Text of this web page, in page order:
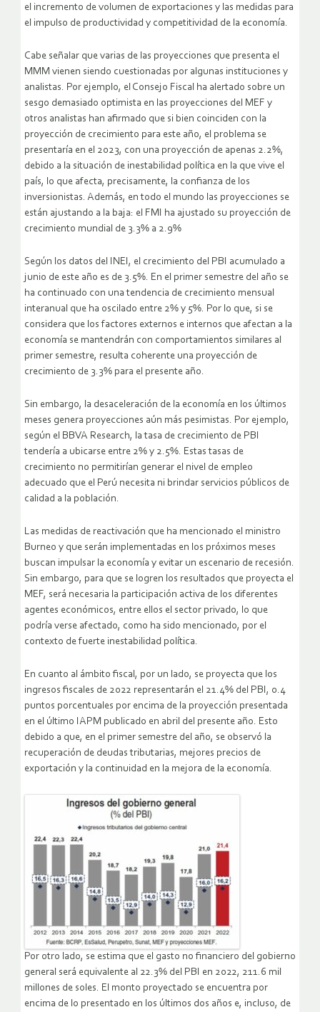
el incremento de volumen de exportaciones y las medidas para
el impulso de productividad y competitividad de la economía.
Cabe señalar que varias de las proyecciones que presenta el
MMM vienen siendo cuestionadas por algunas instituciones y
analistas. Por ejemplo, el Consejo Fiscal ha alertado sobre un
sesgo demasiado optimista en las proyecciones del MEF y
otros analistas han afirmado que si bien coinciden con la
proyección de crecimiento para este año, el problema se
presentaría en el 2023, con una proyección de apenas 2.2%,
debido a la situación de inestabilidad política en la que vive el
país, lo que afecta, precisamente, la confianza de los
inversionistas. Además, en todo el mundo las proyecciones se
están ajustando a la baja: el FMI ha ajustado su proyección de
crecimiento mundial de 3.3% a 2.9%
Según los datos del INEI, el crecimiento del PBI acumulado a
junio de este año es de 3.5%. En el primer semestre del año se
ha continuado con una tendencia de crecimiento mensual
interanual que ha oscilado entre 2% y 5%. Por lo que, si se
considera que los factores externos e internos que afectan a la
economía se mantendrán con comportamientos similares al
primer semestre, resulta coherente una proyección de
crecimiento de 3.3% para el presente año.
Sin embargo, la desaceleración de la economía en los últimos
meses genera proyecciones aún más pesimistas. Por ejemplo,
según el BBVA Research, la tasa de crecimiento de PBI
tendería a ubicarse entre 2% y 2.5%. Estas tasas de
crecimiento no permitirían generar el nivel de empleo
adecuado que el Perú necesita ni brindar servicios públicos de
calidad a la población.
Las medidas de reactivación que ha mencionado el ministro
Burneo y que serán implementadas en los próximos meses
buscan impulsar la economía y evitar un escenario de recesión.
Sin embargo, para que se logren los resultados que proyecta el
MEF, será necesaria la participación activa de los diferentes
agentes económicos, entre ellos el sector privado, lo que
podría verse afectado, como ha sido mencionado, por el
contexto de fuerte inestabilidad política.
En cuanto al ámbito fiscal, por un lado, se proyecta que los
ingresos fiscales de 2022 representarán el 21.4% del PBI, 0.4
puntos porcentuales por encima de la proyección presentada
en el último IAPM publicado en abril del presente año. Esto
debido a que, en el primer semestre del año, se observó la
recuperación de deudas tributarias, mejores precios de
exportación y la continuidad en la mejora de la economía.
Por otro lado, se estima que el gasto no financiero del gobierno
general será equivalente al 22.3% del PBI en 2022, 211.6 mil
millones de soles. El monto proyectado se encuentra por
encima de lo presentado en los últimos dos años e, incluso, de